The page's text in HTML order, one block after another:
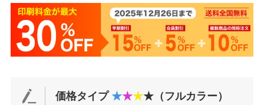
価格タイプ★★★★（フルカラー）